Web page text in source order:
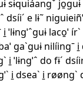
sɨquiáangˇ jo̱guɨ
dsíiˊ e lɨ˜
laco̱ˈ
gaˋguɨ nilíingˉ i̱
i̱ ˈlɨngˈˆ do fɨˊ
i̱ dseaˋ i̱ røøngˋ